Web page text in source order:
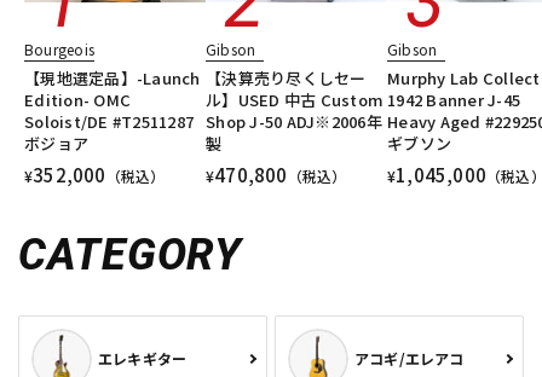
Bourgeois
【現地選定品】-Launch
Edition- OMC
Soloist/DE #T2511287
ボジョア
¥352,000 （税込）
Gibson
【決算売り尽くしセー
ル】USED 中古 Custom
Shop J-50 ADJ※2006年
製
¥470,800 （税込）
Gibson
Murphy Lab
1942 Banner J-45
Heavy Aged
ギブソン
¥1,045,000 （税込
CATEGORY
エレキギター アコギ/エレアコ